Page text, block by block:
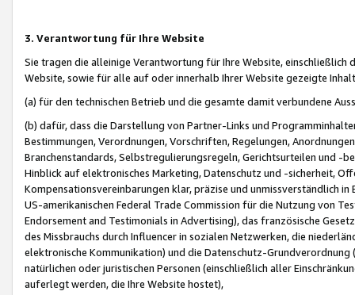
3. Verantwortung für Ihre Website
Sie tragen die alleinige Verantwortung für Ihre Website,
Website, sowie für alle auf oder innerhalb Ihrer Website gezeigte
(a) für den technischen Betrieb und die gesamte damit verbundene
(b) dafür, dass die Darstellung von Partner-Links und
Bestimmungen, Verordnungen, Vorschriften, Regelungen,
Branchenstandards, Selbstregulierungsregeln, Gerichtsurteilen und -
Hinblick auf elektronisches Marketing, Datenschutz und -sicherheit,
Kompensationsvereinbarungen klar, präzise und unmissverständlich
US-amerikanischen Federal Trade Commission für die Nutzung von
Endorsement and Testimonials in Advertising), das französische
des Missbrauchs durch Influencer in sozialen Netzwerken, die
elektronische Kommunikation) und die Datenschutz-
natürlichen oder juristischen Personen (einschließlich aller
auferlegt werden, die Ihre Website hostet),